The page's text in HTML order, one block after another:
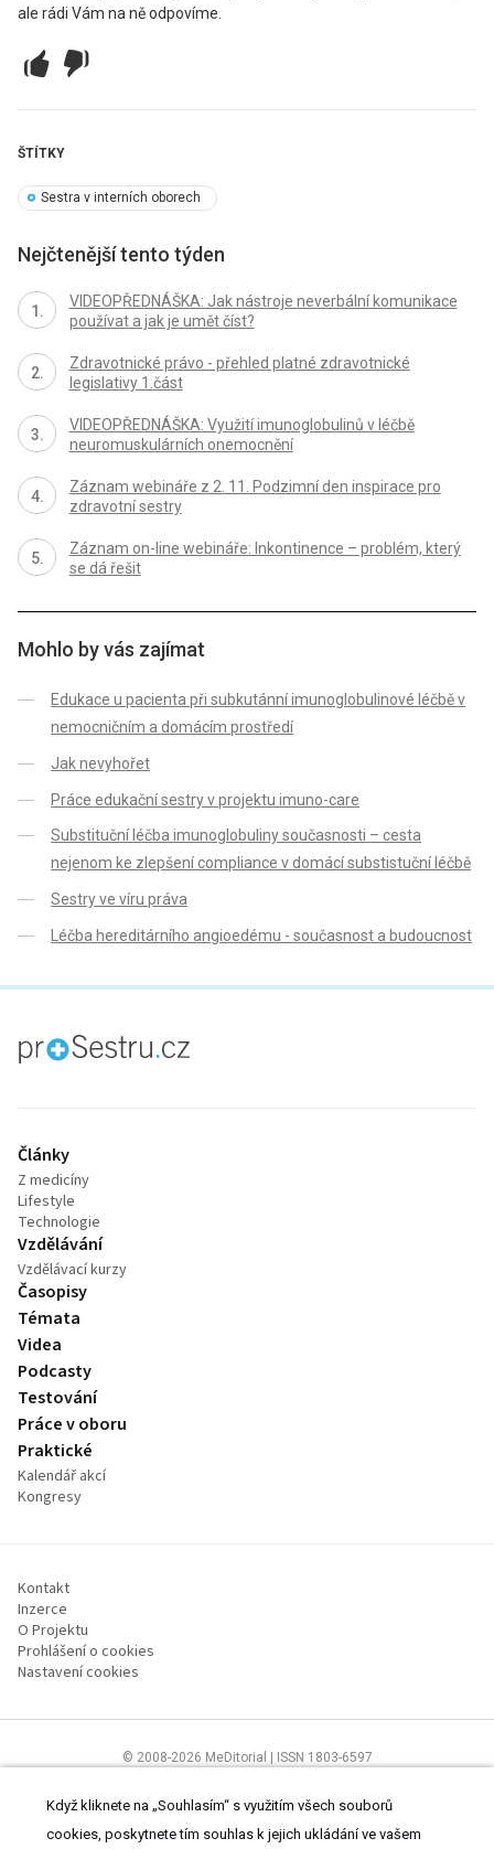
ale rádi Vám na ně odpovíme.
ŠTÍTKY
Sestra v interních oborech
Nejčtenější tento týden
VIDEOPŘEDNÁŠKA: Jak nástroje neverbální komunikace
používat a jak je umět číst?
Zdravotnické právo - přehled platné zdravotnické
legislativy 1.část
VIDEOPŘEDNÁŠKA: Využití imunoglobulinů v léčbě
neuromuskulárních onemocnění
Záznam webináře z 2. 11. Podzimní den inspirace pro
zdravotní sestry
Záznam on-line webináře: Inkontinence – problém, který
se dá řešit
Mohlo by vás zajímat
Edukace u pacienta při subkutánní imunoglobulinové léčbě v
nemocničním a domácím prostředí
Jak nevyhořet
Práce edukační sestry v projektu imuno-care
Substituční léčba imunoglobuliny současnosti – cesta
nejenom ke zlepšení compliance v domácí substistuční léčbě
Sestry ve víru práva
Léčba hereditárního angioedému - současnost a budoucnost
proLékaře.cz
Články
Z medicíny
Lifestyle
Technologie
Vzdělávání
Vzdělávací kurzy
Časopisy
Témata
Videa
Podcasty
Testování
Práce v oboru
Praktické
Kalendář akcí
Kongresy
Kontakt
Inzerce
O Projektu
Prohlášení o cookies
Nastavení cookies
© 2008-2026 MeDitorial | ISSN 1803-6597
pracovníkům.Čtěte prohlášeníaZásady zpracování osobních údajů
Když kliknete na „Souhlasím“ s využitím všech souborů
cookies, poskytnete tím souhlas k jejich ukládání ve vašem